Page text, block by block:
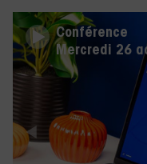
Conférence
Mercredi 26